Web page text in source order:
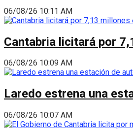
06/08/26 10:11 AM
Cantabria licitará por
06/08/26 10:09 AM
Laredo estrena una
06/08/26 10:07 AM